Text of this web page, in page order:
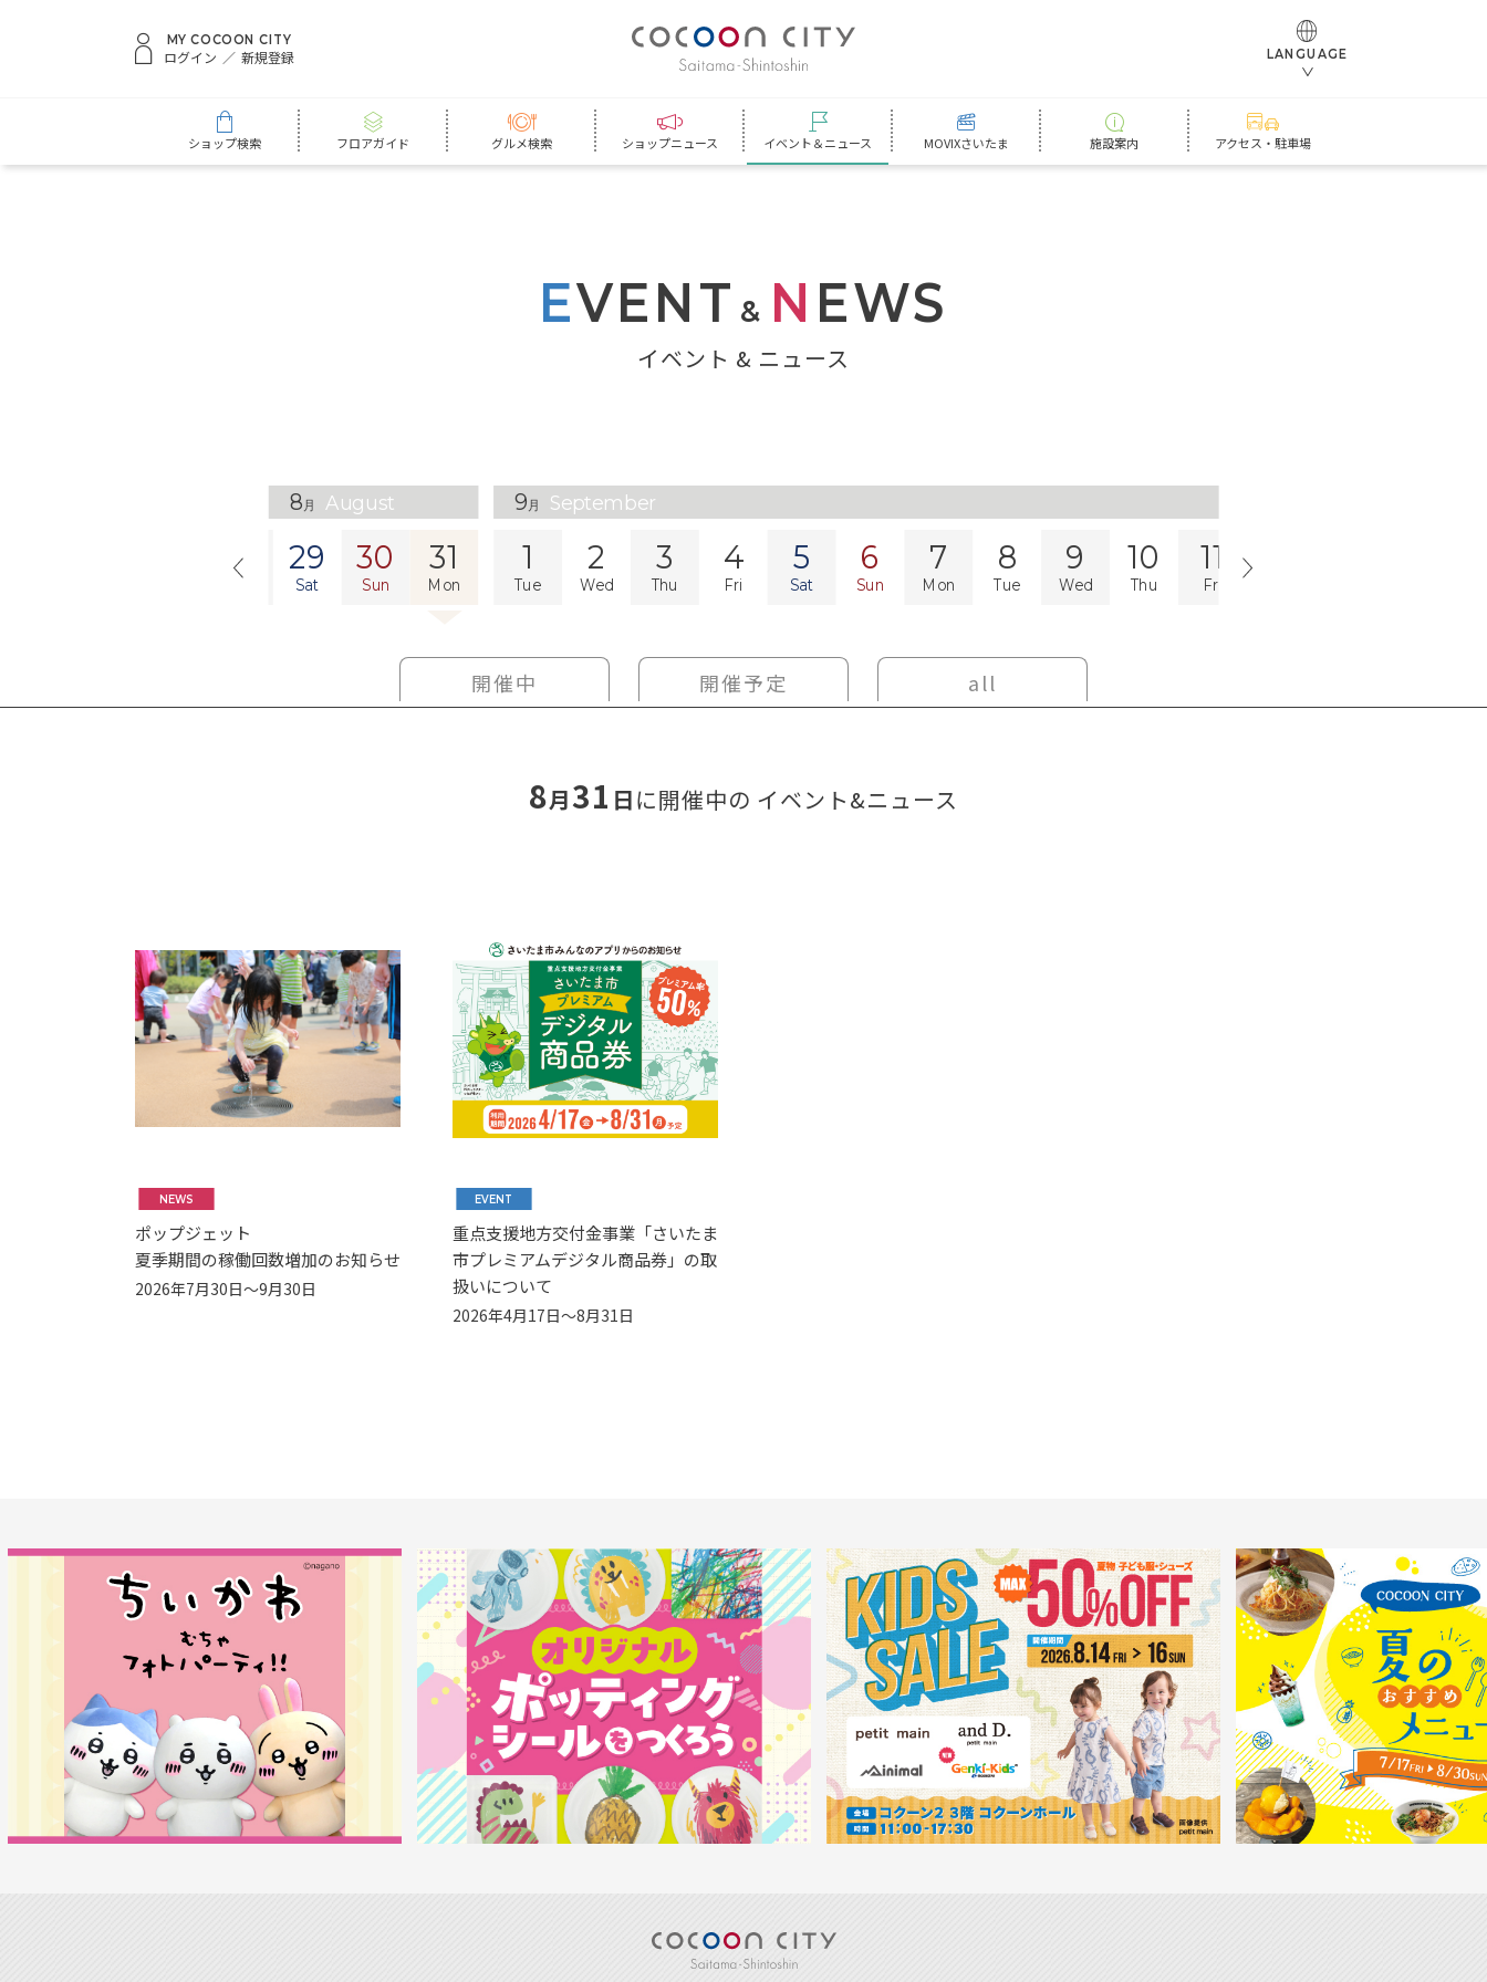
MY COCOON CITY
ログイン 新規登録 LANGUAGE
ショップ検索 フロアガイド グルメ検索 ショップニュース イベント＆ニュース MOVIXさいたま 施設案内 アクセス・駐車場
EVENT & N EWS
イベント & ニュース
8 月 August
28 29
Sat
30
Sun
31
Mon
9 月 September
1
Tue
2
Wed
3
Thu
4
Fri
5
Sat
6
Sun
7
Mon
8
Tue
9
Wed
10
Thu
11
Fri
開催中 開催予定 all
8月31 日に開催中の イベント&ニュース
NEWS
ポップジェット
夏季期間の稼働回数増加のお知らせ
2026年7月30日～9月30日
EVENT
重点支援地方交付金事業「さいたま
市プレミアムデジタル商品券」の取
扱いについて
2026年4月17日～8月31日